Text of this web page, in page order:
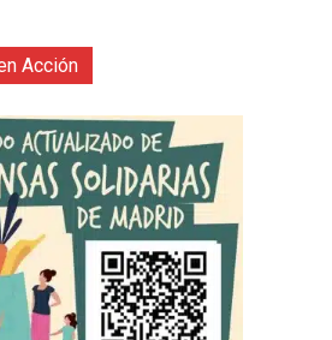
Acción